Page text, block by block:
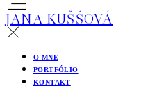
JANA KUŠŠOVÁ
O MNE
PORTFÓLIO
KONTAKT